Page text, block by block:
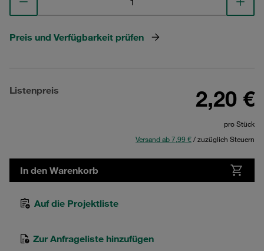
Preis und Verfügbarkeit prüfen
Listenpreis 2,20 €
pro Stück
Versand ab 7,99 €/ zuzüglich Steuern
In den Warenkorb
Auf die Projektliste
Zur Anfrageliste hinzufügen